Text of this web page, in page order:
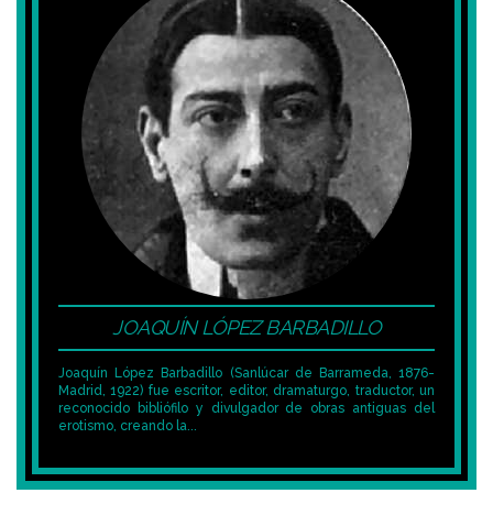
JOAQUÍN LÓPEZ BARBADILLO
Joaquín López Barbadillo (Sanlúcar de Barrameda, 1876-
Madrid, 1922) fue escritor, editor, dramaturgo, traductor, un
reconocido bibliófilo y divulgador de obras antiguas del
erotismo, creando la...